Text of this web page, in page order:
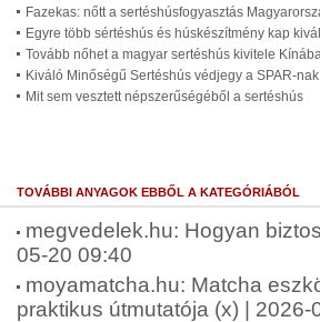
Fazekas: nőtt a sertéshúsfogyasztás
Egyre több sértéshús és húskészítmény kap
Tovább nőhet a magyar sertéshús kivitele
Kiváló Minőségű Sertéshús védjegy a SPAR-nak
Mit sem vesztett népszerűségéből a sertéshús
TOVÁBBI ANYAGOK EBBŐL A KATEGÓRIÁBÓL
megvedelek.hu: Hogyan
05-20 09:40
moyamatcha.hu: Matcha
praktikus útmutatója (x) | 2026-